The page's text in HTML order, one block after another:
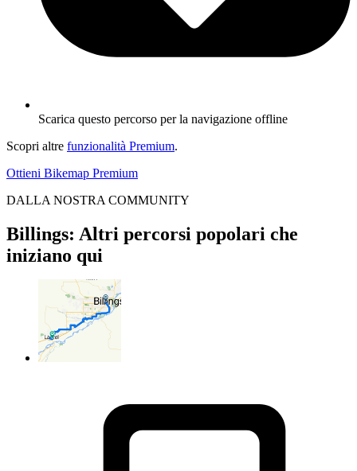
Scarica questo percorso per la navigazione offline
Scopri altre funzionalità Premium.
Ottieni Bikemap Premium
DALLA NOSTRA COMMUNITY
Billings: Altri percorsi popolari che
iniziano qui